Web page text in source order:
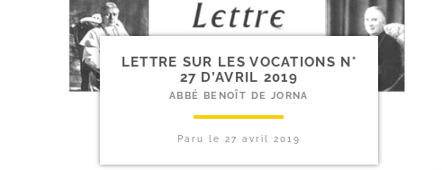
LETTRE SUR LES VOCATIONS N°
27 D’AVRIL 2019
ABBÉ BENOÎT DE JORNA
Paru le 27 avril 2019